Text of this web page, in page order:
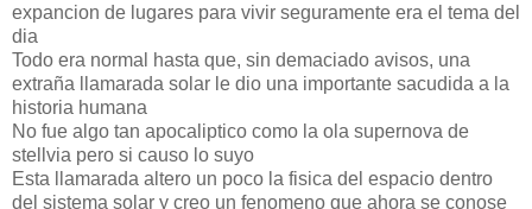
expancion de lugares para vivir seguramente era el tema del
dia
Todo era normal hasta que, sin demaciado avisos, una
extraña llamarada solar le dio una importante sacudida a la
historia humana
No fue algo tan apocaliptico como la ola supernova de
stellvia pero si causo lo suyo
Esta llamarada altero un poco la fisica del espacio dentro
del sistema solar y creo un fenomeno que ahora se conose